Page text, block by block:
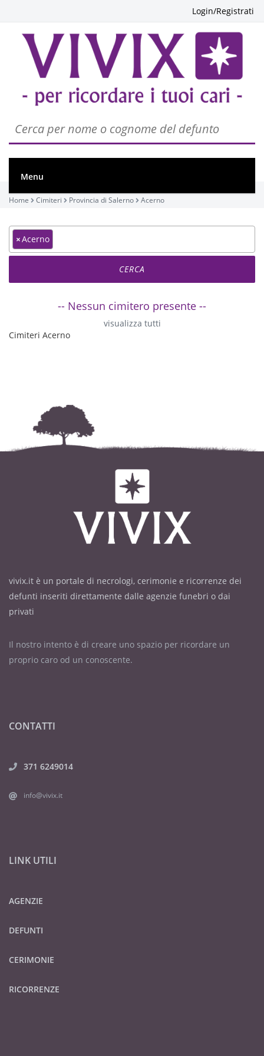
Login/Registrati
Menu
Home Cimiteri Provincia di Salerno Acerno
×Acerno
-- Nessun cimitero presente --
visualizza tutti
Cimiteri Acerno
vivix.it è un portale di necrologi, cerimonie e ricorrenze dei
defunti inseriti direttamente dalle agenzie funebri o dai
privati
Il nostro intento è di creare uno spazio per ricordare un
proprio caro od un conoscente.
CONTATTI
371 6249014
info@vivix.it
LINK UTILI
AGENZIE
DEFUNTI
CERIMONIE
RICORRENZE